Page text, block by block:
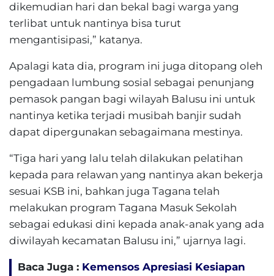
dikemudian hari dan bekal bagi warga yang
terlibat untuk nantinya bisa turut
mengantisipasi,” katanya.
Apalagi kata dia, program ini juga ditopang oleh
pengadaan lumbung sosial sebagai penunjang
pemasok pangan bagi wilayah Balusu ini untuk
nantinya ketika terjadi musibah banjir sudah
dapat dipergunakan sebagaimana mestinya.
“Tiga hari yang lalu telah dilakukan pelatihan
kepada para relawan yang nantinya akan bekerja
sesuai KSB ini, bahkan juga Tagana telah
melakukan program Tagana Masuk Sekolah
sebagai edukasi dini kepada anak-anak yang ada
diwilayah kecamatan Balusu ini,” ujarnya lagi.
Baca Juga : Kemensos Apresiasi Kesiapan